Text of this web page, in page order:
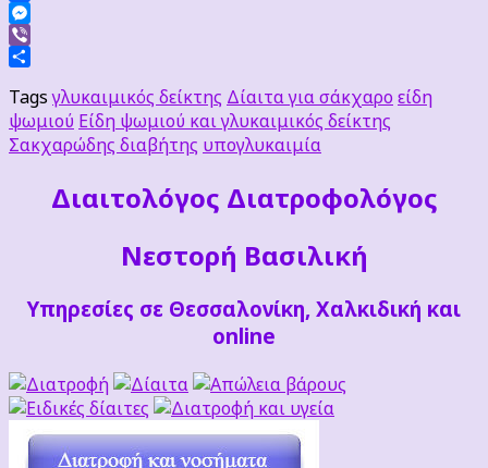
Facebook
Messenger
Viber
Tagsγλυκαιμικός δείκτης Δίαιτα για σάκχαροείδη
ψωμιού Είδη ψωμιού και γλυκαιμικός δείκτης
Σακχαρώδης διαβήτης υπογλυκαιμία
Διαιτoλόγος Διατροφολόγος
Νεστορή Βασιλική
Υπηρεσίες σε Θεσσαλονίκη, Χαλκιδική και
online